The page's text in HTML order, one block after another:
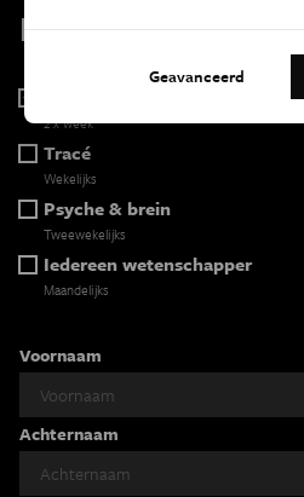
Kies je nieuwsbrief
2 x week
Tracé
Wekelijks
Psyche & brein
Tweewekelijks
Iedereen wetenschapper
Maandelijks
Voornaam
Achternaam
Geavanceerd